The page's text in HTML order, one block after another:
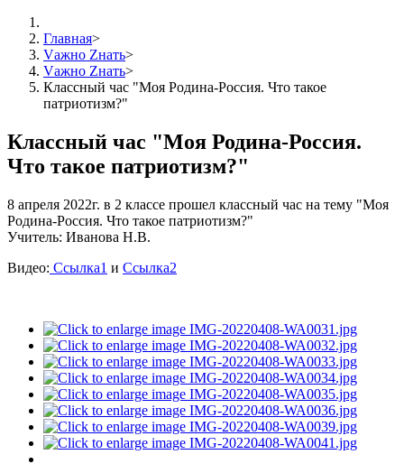
Главная>
Vажно Zнать>
Vажно Zнать>
Классный час "Моя Родина-Россия. Что такое
патриотизм?"
Классный час "Моя Родина-Россия.
Что такое патриотизм?"
8 апреля 2022г. в 2 классе прошел классный час на тему "Моя
Родина-Россия. Что такое патриотизм?"
Учитель: Иванова Н.В.
Видео: Ссылка1 и Ссылка2